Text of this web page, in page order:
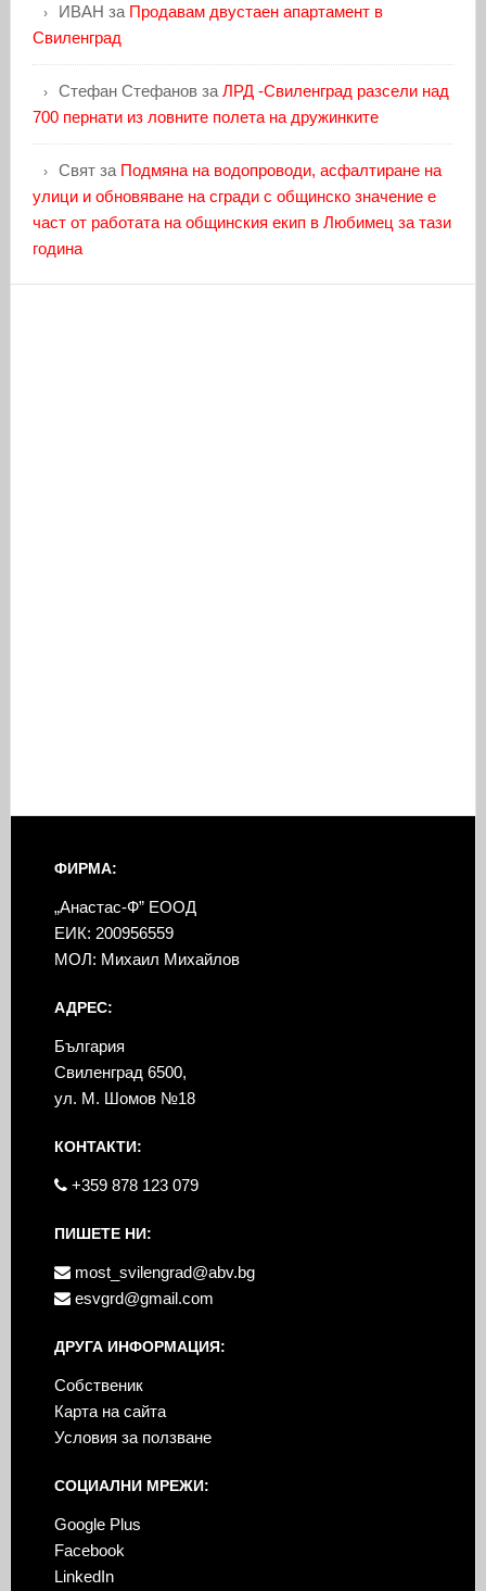
ИВАН за Продавам двустаен апартамент в
Свиленград
Стефан Стефановза ЛРД -Свиленград разсели над
700 пернати из ловните полета на дружинките
Святза Подмяна на водопроводи, асфалтиране на
улици и обновяване на сгради с общинско значение е
част от работата на общинския екип в Любимец за тази
година
ФИРМА:
„Анастас-Ф” ЕООД
ЕИК: 200956559
МОЛ: Михаил Михайлов
АДРЕС:
България
Свиленград 6500,
ул. М. Шомов №18
КОНТАКТИ:
+359 878 123 079
ПИШЕТЕ НИ:
most_svilengrad@abv.bg
esvgrd@gmail.com
ДРУГА ИНФОРМАЦИЯ:
Собственик
Карта на сайта
Условия за ползване
СОЦИАЛНИ МРЕЖИ:
Google Plus
Facebook
LinkedIn